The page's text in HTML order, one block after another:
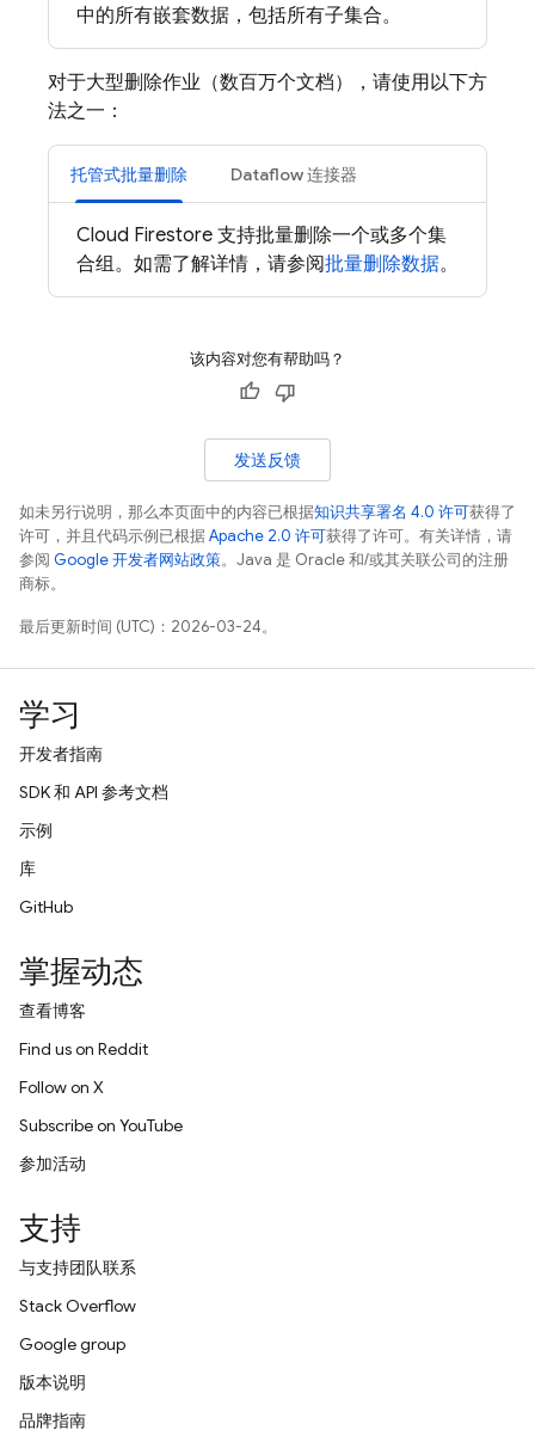
中的所有嵌套数据，包括所有子集合。
对于大型删除作业（数百万个文档），请使用以下方
法之一：
托管式批量删除 Dataflow 连接器
Cloud Firestore 支持批量删除一个或多个集
合组。如需了解详情，请参阅批量删除数据。
该内容对您有帮助吗？
发送反馈
如未另行说明，那么本页面中的内容已根据知识共享署名 4.0 许可获得了
许可，并且代码示例已根据Apache 2.0 许可获得了许可。有关详情，请
参阅 Google 开发者网站政策。Java 是 Oracle 和/或其关联公司的注册
商标。
最后更新时间 (UTC)：2026-03-24。
学习
开发者指南
SDK 和 API 参考文档
示例
库
GitHub
掌握动态
查看博客
Find us on Reddit
Follow on X
Subscribe on YouTube
参加活动
支持
与支持团队联系
Stack Overflow
Google group
版本说明
品牌指南